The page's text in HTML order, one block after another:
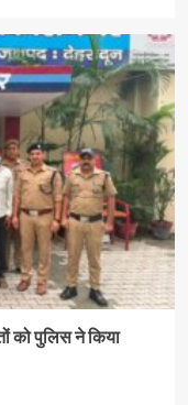
को पुलिस ने किया